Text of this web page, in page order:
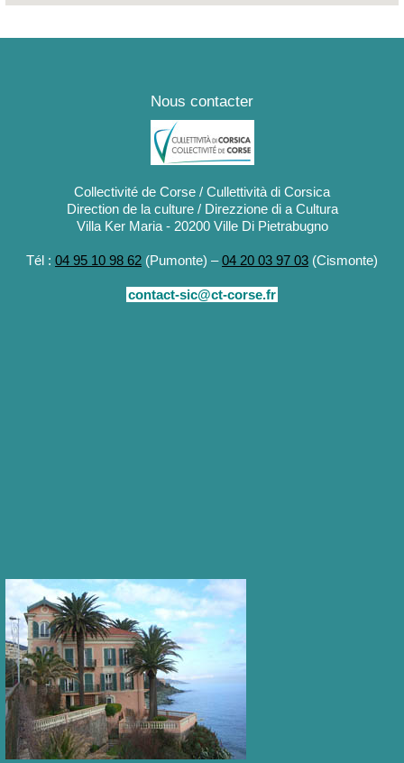
Nous contacter
Collectivité de Corse / Cullettività di Corsica
Direction de la culture / Direzzione di a Cultura
Villa Ker Maria - 20200 Ville Di Pietrabugno
Tél : 04 95 10 98 62 (Pumonte) –04 20 03 97 03 (Cismonte)
contact-sic@ct-corse.fr